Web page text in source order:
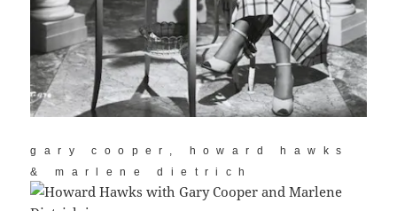
gary cooper, howard hawks
& marlene dietrich